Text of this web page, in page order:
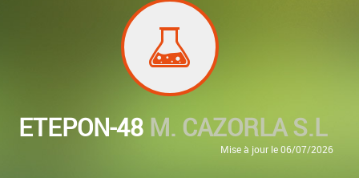
ETEPON-48 M. CAZORLA S.L
Mise à jour le 06/07/2026